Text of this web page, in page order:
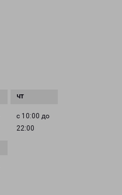
с 10:00 до
22:00